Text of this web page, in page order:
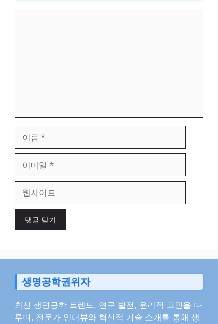
일
이
생명공학권위자
최신 생명공학 트렌드, 연구 발전, 윤리적 고민을 다
루며, 전문가 인터뷰와 혁신적 기술 소개를 통해 생